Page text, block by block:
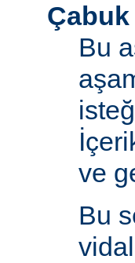
Çabuk
Bu
ve
Bu